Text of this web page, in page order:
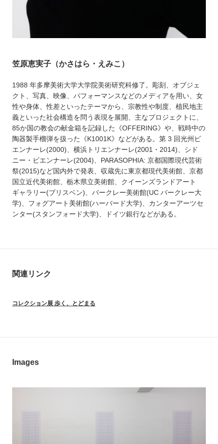
笠原恵実子（かさはら・えみこ）
1988 年多摩美術大学大学院美術研究科修了。彫刻、オブジェ
クト、写真、映像、パフォーマンスなどのメディアを用い、女
性や身体、性差といったテーマから、宗教性や制度、植⺠地主
義といった社会構造を問う表現を展開、主なプロジェクトに、
85か国の教会の献金箱を記録した《OFFERING》や、戦時中の
陶器製手榴弾を扱った《K1001K》などがある。第 3 回光州ビ
エンナーレ(2000)、横浜トリエンナーレ(2001・2014)、シド
ニー・ビエンナーレ(2004)、PARASOPHIA: 京都国際現代芸術
祭(2015)など国内外で発表、収蔵先に東京都現代美術館、京都
国立近代美術館、栃木県立美術館、クイーンズランドアート
ギャラリー(ブリスベン)、バークレー美術館(UC バークレー大
学)、フォグアート美術館(ハーバード大学)、カンターアーツセ
ンター(スタンフォード大学)、ドイツ銀行などがある。
関連リンク
コレクション展 歩く、とどまる
Images